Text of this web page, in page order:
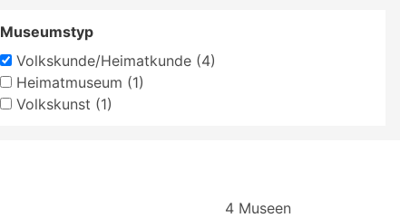
Museumstyp
Volkskunde/Heimatkunde (4)
Heimatmuseum (1)
Volkskunst (1)
4 Museen